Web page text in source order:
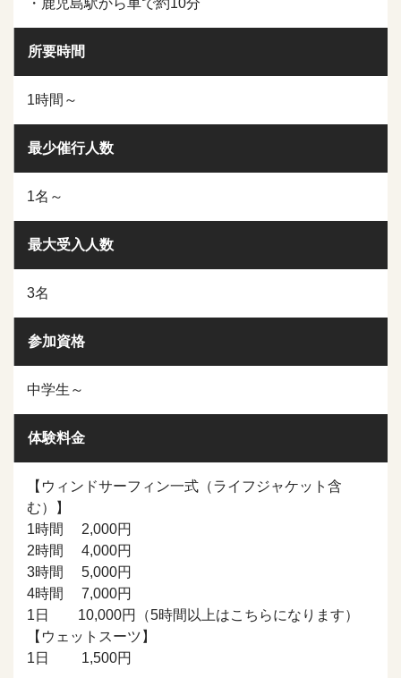
・鹿児島駅から車で約10分
所要時間
1時間～
最少催行人数
1名～
最大受入人数
3名
参加資格
中学生～
体験料金
【ウィンドサーフィン一式（ライフジャケット含
む）】
1時間 2,000円
2時間 4,000円
3時間 5,000円
4時間 7,000円
1日 10,000円（5時間以上はこちらになります）
【ウェットスーツ】
1日 1,500円